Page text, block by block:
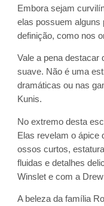
Embora sejam
elas possuem alguns
definição, como nos
Vale a pena destacar
suave. Não é uma
dramáticas ou nas
Kunis.
No extremo desta
Elas revelam o ápice
ossos curtos,
fluidas e detalhes
Winslet e com a
A beleza da família